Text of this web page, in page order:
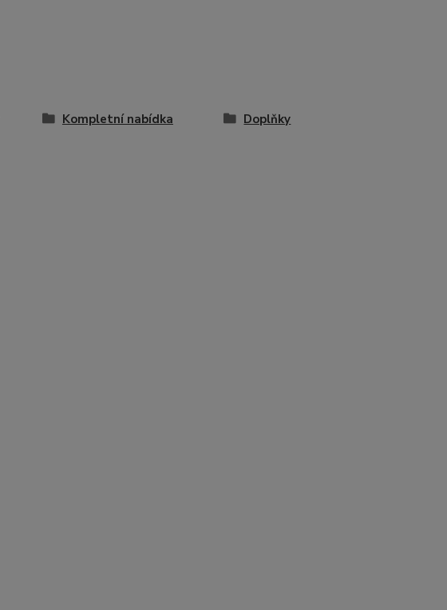
Kompletní nabídka
Doplňky